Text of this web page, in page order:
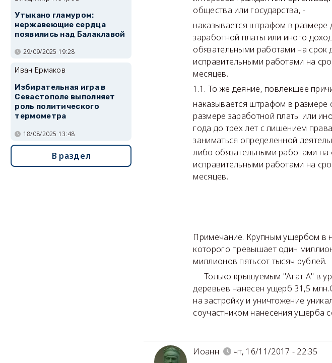
общества или государства, -
наказывается штрафом в размере
заработной платы или иного
обязательными работами на срок
исправительными работами на
месяцев.
1.1. То же деяние, повлекшее
наказывается штрафом в размере
размере заработной платы или
года до трех лет с лишением
заниматься определенной
либо обязательными работами на
исправительными работами на
месяцев.
Примечание. Крупным ущербом в
которого превышает один
миллионов пятьсот тысяч рублей.
Только крышуемым "Агат А" в
деревьев нанесен ущерб 31,5
на застройку и уничтожение
соучастником нанесения ущерба
Иоанн чт, 16/11/2017 - 22:35
Утыкано гламуром:
нержавеющие сердца
появились над Балаклавой
29/09/2025 19:28
Иван Ермаков
Избирательная игра в
Севастополе выполняет
роль политического
термометра
18/08/2025 13:48
В раздел